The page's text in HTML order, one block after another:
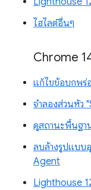
ไฮไลต์อื่นๆ
Chrome
แก้ไขข้อบกพร่
จำลองส่วนหัว
ดูสถานะพื้นฐา
ลบล้างรูปแบบ
Agent
Lighthouse